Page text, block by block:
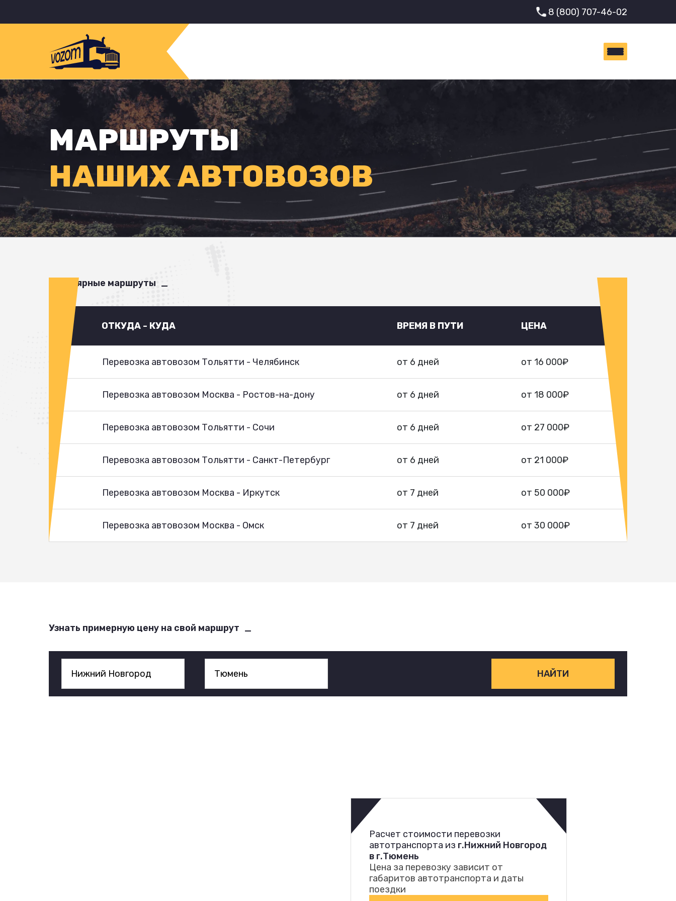
8 (800) 707-46-02
МАРШРУТЫ
НАШИХ АВТОВОЗОВ
Популярные маршруты
ОТКУДА - КУДА ВРЕМЯ В ПУТИ ЦЕНА
Перевозка автовозом Тольятти - Челябинск от 6 дней от 16 000₽
Перевозка автовозом Москва - Ростов-на-дону от 6 дней от 18 000₽
Перевозка автовозом Тольятти - Сочи от 6 дней от 27 000₽
Перевозка автовозом Тольятти - Санкт-Петербург от 6 дней от 21 000₽
Перевозка автовозом Москва - Иркутск от 7 дней от 50 000₽
Перевозка автовозом Москва - Омск от 7 дней от 30 000₽
Узнать примерную цену на свой маршрут
НАЙТИ
Расчет стоимости перевозки
автотранспорта из г.Нижний Новгород
в г.Тюмень
Цена за перевозку зависит от
габаритов автотранспорта и даты
поездки